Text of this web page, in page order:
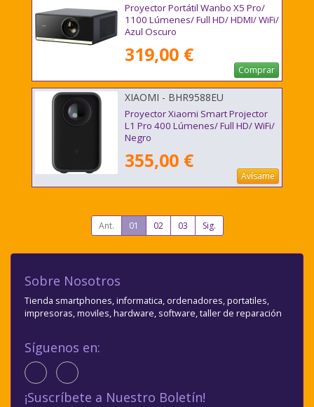
Proyector Portátil Wanbo X5 Pro/
1100 Lúmenes/ Full HD/ HDMI/ WiFi/
Azul Oscuro
319,00 €
Comprar
XIAOMI - BHR9588EU
Proyector Xiaomi Smart Projector
L1 Pro 400 Lúmenes/ Full HD/ WiFi/
Negro
355,00 €
Avísame
Ant. 01 02 03 Sig.
Sobre Nosotros
Tienda smartphones, informatica, ordenadores, portatiles,
impresoras, moviles, hardware, software, taller de reparación
Síguenos en:
¡Suscríbete a Nuestro Boletín!